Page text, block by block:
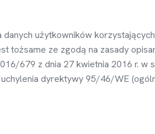
danych użytkowników korzystają
tożsame ze zgodą na zasady
679 z dnia 27 kwietnia 2016 r.
dyrektywy 95/46/WE